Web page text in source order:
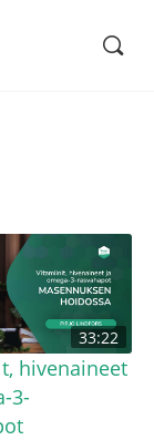
33:22
hivenaineet
3-